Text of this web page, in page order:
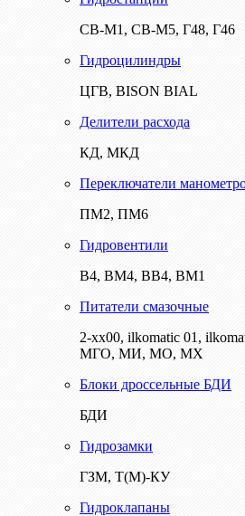
СВ-М1, СВ-М5, Г48, Г46
Гидроцилиндры
ЦГВ, BISON BIAL
Делители расхода
КД, МКД
Переключатели
ПМ2, ПМ6
Гидровентили
В4, ВМ4, ВВ4, ВМ1
Питатели смазочные
2-хх00, ilkomatic 01,
МГО, МИ, МО, МХ
Блоки дроссельные БДИ
БДИ
Гидрозамки
ГЗМ, Т(М)-КУ
Гидроклапаны